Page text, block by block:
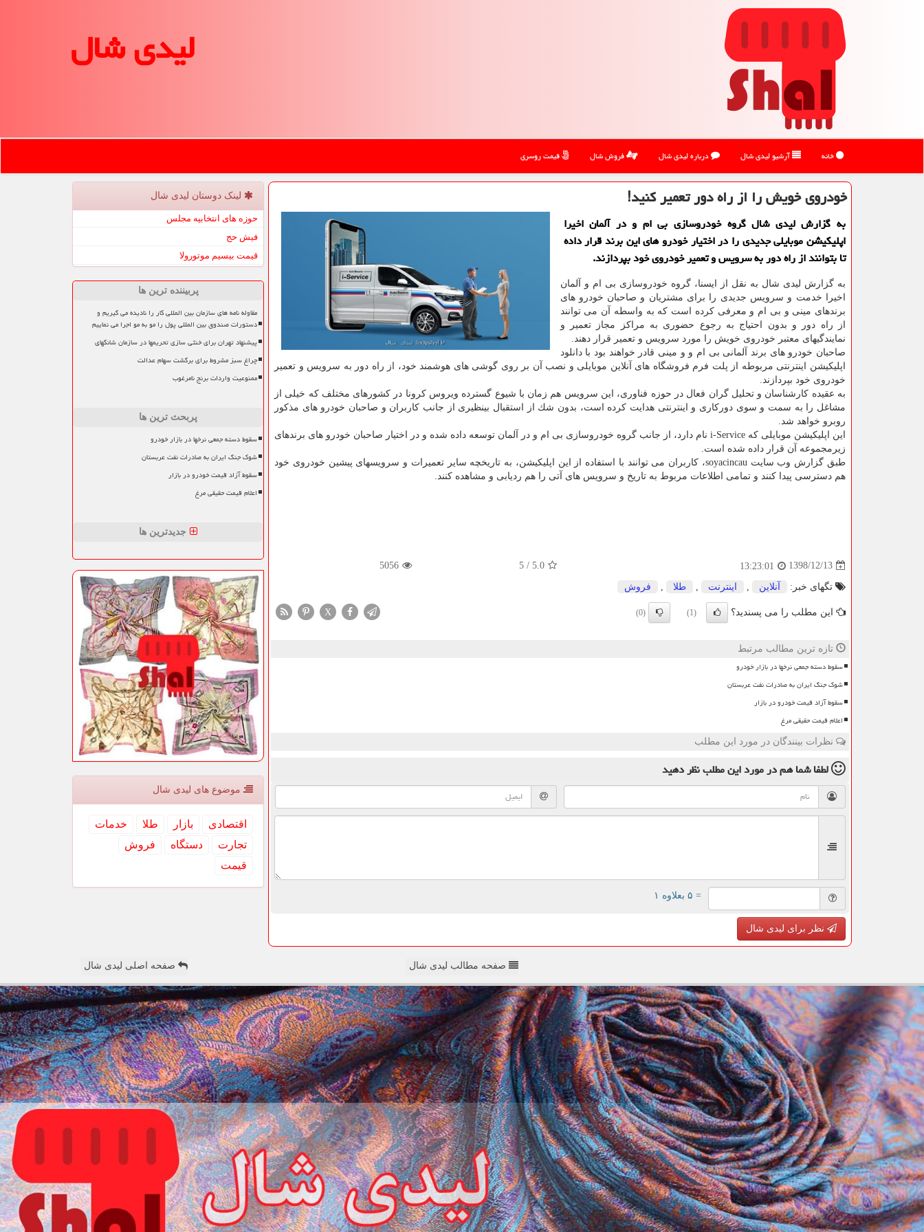
لیدی شال
خانه آرشیو لیدی شال درباره لیدی شال فروش شال قیمت روسری
خودروی خویش را از راه دور تعمیر كنید!
به گزارش لیدی شال گروه خودروسازی بی ام و در آلمان اخیرا
اپلیكیشن موبایلی جدیدی را در اختیار خودرو های این برند قرار داده
تا بتوانند از راه دور به سرویس و تعمیر خودروی خود بپردازند.
به گزارش لیدی شال به نقل از ایسنا، گروه خودروسازی بی ام و آلمان
اخیرا خدمت و سرویس جدیدی را برای مشتریان و صاحبان خودرو های
برندهای مینی و بی ام و معرفی كرده است كه به واسطه آن می توانند
از راه دور و بدون احتیاج به رجوع حضوری به مراكز مجاز تعمیر و
نمایندگیهای معتبر خودروی خویش را مورد سرویس و تعمیر قرار دهند.
صاحبان خودرو های برند آلمانی بی ام و و مینی قادر خواهند بود با دانلود
اپلیكیشن اینترنتی مربوطه از پلت فرم فروشگاه های آنلاین موبایلی و نصب آن بر روی گوشی های هوشمند خود، از راه دور به سرویس و تعمیر
خودروی خود بپردازند.
به عقیده كارشناسان و تحلیل گران فعال در حوزه فناوری، این سرویس هم زمان با شیوع گسترده ویروس كرونا در كشورهای مختلف كه خیلی از
مشاغل را به سمت و سوی دوركاری و اینترنتی هدایت كرده است، بدون شك از استقبال بینظیری از جانب كاربران و صاحبان خودرو های مذكور
روبرو خواهد شد.
این اپلیكیشن موبایلی كه i-Service نام دارد، از جانب گروه خودروسازی بی ام و در آلمان توسعه داده شده و در اختیار صاحبان خودرو های برندهای
زیرمجموعه آن قرار داده شده است.
طبق گزارش وب سایت soyacincau، كاربران می توانند با استفاده از این اپلیكیشن، به تاریخچه سایر تعمیرات و سرویسهای پیشین خودروی خود
هم دسترسی پیدا كنند و تمامی اطلاعات مربوط به تاریخ و سرویس های آتی را هم ردیابی و مشاهده كنند.
1398/12/13
13:23:01
5.0
/
5
5056
تگهای خبر: آنلاین اینترنت طلا فروش
این مطلب را می پسندید؟ (1)
(0)
X
تازه ترین مطالب مرتبط
سقوط دسته جمعی نرخها در بازار خودرو
شوک جنگ ایران به صادرات نفت عربستان
سقوط آزاد قیمت خودرو در بازار
اعلام قیمت حقیقی مرغ
نظرات بینندگان در مورد این مطلب
لطفا شما همدر مورد این مطلبنظر دهید
= ۵ بعلاوه ۱
نظر برای لیدی شال
لینک دوستان لیدی شال
حوزه های انتخابیه مجلس
فیش حج
قیمت بیسیم موتورولا
پربیننده ترین ها
مقاوله نامه های سازمان بین المللی کار را نادیده می گیریم و
دستورات صندوق بین المللی پول را مو به مو اجرا می نماییم
پیشنهاد تهران برای خنثی سازی تحریمها در سازمان شانگهای
چراغ سبز مشروط برای برگشت سهام عدالت
ممنوعیت واردات برنج نامرغوب
پربحث ترین ها
سقوط دسته جمعی نرخها در بازار خودرو
شوک جنگ ایران به صادرات نفت عربستان
سقوط آزاد قیمت خودرو در بازار
اعلام قیمت حقیقی مرغ
جدیدترین ها
موضوع های لیدی شال
اقتصادی بازار طلا
خدمات
تجارت
دستگاه
فروش
قیمت
صفحه مطالب لیدی شال صفحه اصلی لیدی شال